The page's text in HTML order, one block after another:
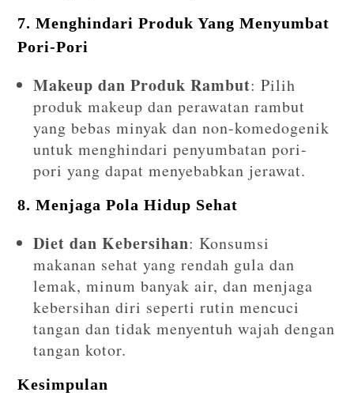
7.Menghindari Produk Yang Menyumbat
Pori-Pori
Makeup dan Produk Rambut: Pilih
produk makeup dan perawatan rambut
yang bebas minyak dan non-komedogenik
untuk menghindari penyumbatan pori-
pori yang dapat menyebabkan jerawat.
8.Menjaga Pola Hidup Sehat
Diet dan Kebersihan: Konsumsi
makanan sehat yang rendah gula dan
lemak, minum banyak air, dan menjaga
kebersihan diri seperti rutin mencuci
tangan dan tidak menyentuh wajah dengan
tangan kotor.
Kesimpulan